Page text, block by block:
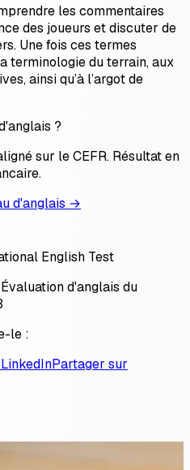
les commentaires
des joueurs et discuter de
Une fois ces termes
terminologie du terrain, aux
ainsi qu’à l’argot de
?
sur le CEFR. Résultat en
d'anglais →
English Test
d'anglais du
le :
Partager sur